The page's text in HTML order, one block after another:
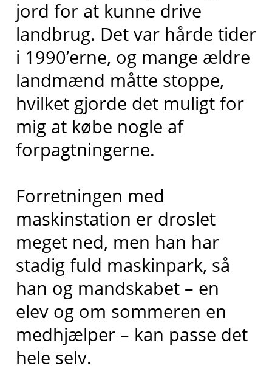
jord for at kunne drive
landbrug. Det var hårde tider
i 1990’erne, og mange ældre
landmænd måtte stoppe,
hvilket gjorde det muligt for
mig at købe nogle af
forpagtningerne.
Forretningen med
maskinstation er droslet
meget ned, men han har
stadig fuld maskinpark, så
han og mandskabet – en
elev og om sommeren en
medhjælper – kan passe det
hele selv.